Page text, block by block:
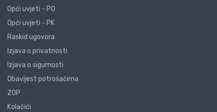
Opći uvjeti - PO
Opći uvjeti - PK
Raskid ugovora
Izjava o privatnosti
Izjava o sigurnosti
Obavijest potrošačima
ZOP
Kolačići